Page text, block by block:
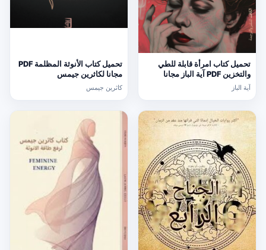
تحميل كتاب امرأة قابلة للطي
والتخزين PDF آية الباز مجانا
آية الباز
تحميل كتاب الأنوثة المظلمة PDF
مجانا لكاثرين جيمس
كاثرين جيمس